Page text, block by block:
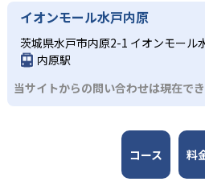
全国500以上のショッピングセン
買い物のついでなどと通いやすい
ムを採用しており、転校や引っ越
を継続できる。
イオンモール水戸内原
茨城県水戸市内原2-1 イオンモール
内原駅
当サイトからの問い合わせは現在で
コース 料